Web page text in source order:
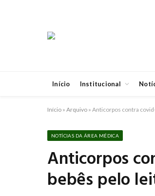
Início Institucional
Início » Arquivo » Anticorpos contra
NOTÍCIAS DA ÁREA MÉDICA
Anticorpos
bebês pelo